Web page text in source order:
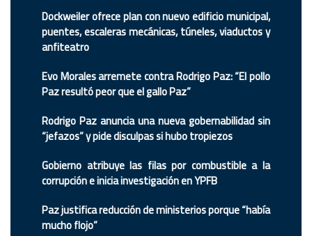
Dockweiler ofrece plan con nuevo edificio municipal,
puentes, escaleras mecánicas, túneles, viaductos y
anfiteatro
Evo Morales arremete contra Rodrigo Paz: “El pollo
Paz resultó peor que el gallo Paz”
Rodrigo Paz anuncia una nueva gobernabilidad sin
“jefazos” y pide disculpas si hubo tropiezos
Gobierno atribuye las filas por combustible a la
corrupción e inicia investigación en YPFB
Paz justifica reducción de ministerios porque “había
mucho flojo”